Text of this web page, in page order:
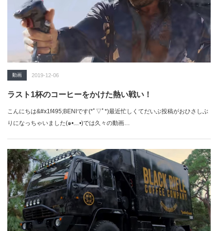
動画 2019-12-06
ラスト1杯のコーヒーをかけた熱い戦い！
こんにちは&#x1f495;BENIです(*ﾟ▽ﾟ*)最近忙しくてだいぶ投稿がおひさしぶ
りになっちゃいました(๑•﹏•)では久々の動画…